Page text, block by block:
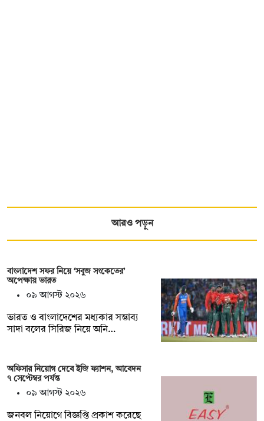
আরও পড়ুন
বাংলাদেশ সফর নিয়ে ‘সবুজ সংকেতের’
অপেক্ষায় ভারত
০৯ আগস্ট ২০২৬
ভারত ও বাংলাদেশের মধ্যকার সম্ভাব্য
সাদা বলের সিরিজ নিয়ে অনি…
অফিসার নিয়োগ দেবে ইজি ফ্যাশন, আবেদন
৭ সেপ্টেম্বর পর্যন্ত
০৯ আগস্ট ২০২৬
জনবল নিয়োগে বিজ্ঞপ্তি প্রকাশ করেছে